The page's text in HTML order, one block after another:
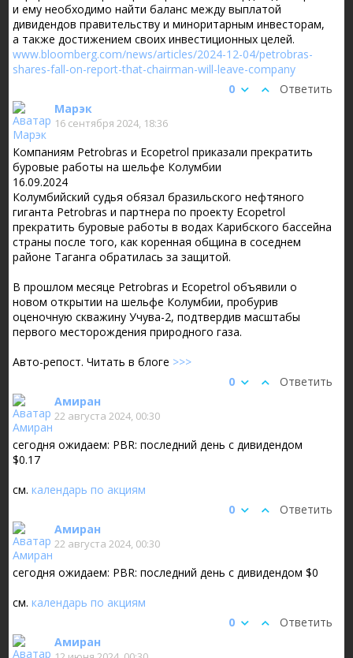
и ему необходимо найти баланс между выплатой
дивидендов правительству и миноритарным инвесторам,
а также достижением своих инвестиционных целей.
www.bloomberg.com/news/articles/2024-12-04/petrobras-
shares-fall-on-report-that-chairman-will-leave-company
Ответить
0
Марэк
16 сентября 2024, 18:36
Компаниям Petrobras и Ecopetrol приказали прекратить
буровые работы на шельфе Колумбии
16.09.2024
Колумбийский судья обязал бразильского нефтяного
гиганта Petrobras и партнера по проекту Ecopetrol
прекратить буровые работы в водах Карибского бассейна
страны после того, как коренная община в соседнем
районе Таганга обратилась за защитой.
В прошлом месяце Petrobras и Ecopetrol объявили о
новом открытии на шельфе Колумбии, пробурив
оценочную скважину Учува-2, подтвердив масштабы
первого месторождения природного газа.
Авто-репост. Читать в блоге >>>
Ответить
0
Амиран
22 августа 2024, 00:30
сегодня ожидаем: PBR: последний день с дивидендом
$0.17
см.календарь по акциям
Ответить
0
Амиран
22 августа 2024, 00:30
сегодня ожидаем: PBR: последний день с дивидендом $0
см.календарь по акциям
Ответить
0
Амиран